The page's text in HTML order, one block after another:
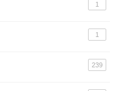
1
1
239